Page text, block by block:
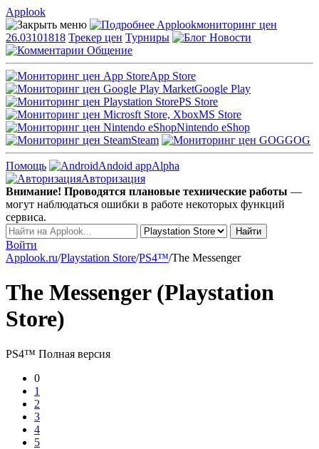
Applook
Applookмониторинг цен
26.03101818 Трекер цен Турниры
Новости
Общение
App Store
Google Play
PS Store
MS Store
Nintendo eShop
Steam
GOG
Помощь Andoid appAlpha
Авторизация
Внимание! Проводятся плановые технические работы —
могут наблюдаться ошибки в работе некоторых функций
сервиса.
Войти
Applook.ru/Playstation Store/PS4™/The Messenger
The Messenger (Playstation
Store)
PS4™ Полная версия
0
1
2
3
4
5